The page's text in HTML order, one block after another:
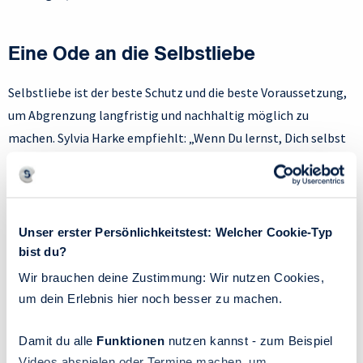
Unser erster Persönlichkeitstest: Welcher Cookie-Typ
bist du?
Wir brauchen deine Zustimmung: Wir nutzen Cookies,
um dein Erlebnis hier noch besser zu machen.
Damit du alle Funktionen nutzen kannst - zum Beispiel
Eine Ode an die Selbstliebe
Selbstliebe ist der beste Schutz und die beste Voraussetzung,
um Abgrenzung langfristig und nachhaltig möglich zu
machen. Sylvia Harke empfiehlt: „Wenn Du lernst, Dich selbst
zu lieben, zu respektieren und wertzuschätzen, werden sich
viele Abgrenzungsprobleme wie von allein lösen. Denn Du bist
davon ab, ob Du anderen behilflich bist. Du musst auch nicht
als Energie-Tankstelle dienen. Je klarer Du das erkennst, umso
leichter gelingt Abgrenzung.”Ziel ist es, sich selbst zu
lieben, ohne egoistisch zu sein.